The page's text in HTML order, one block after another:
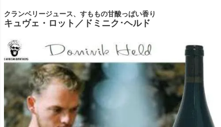
クランベリージュース、すももの甘酸っぱい香り
キュヴェ・ロット／ドミニク･ヘルド